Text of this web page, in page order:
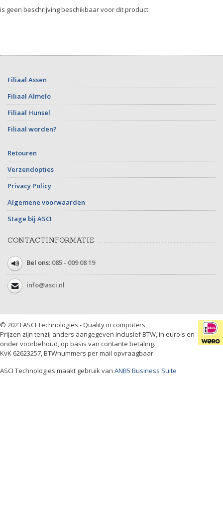
geen beschrijving beschikbaar voor dit product.
Filiaal Assen
Filiaal Almelo
Filiaal Hunsel
Filiaal worden?
Retouren
Verzendopties
Privacy Policy
Algemene voorwaarden
Stage bij ASCI
CONTACTINFORMATIE
Bel ons: 085 - 009 08 19
info@asci.nl
© 2023 ASCI Technologies - Quality in computers
Prijzen zijn tenzij anders aangegeven inclusief BTW, in euro's en
onder voorbehoud, op basis van contante betaling.
KvK 62623257, BTWnummers per mail opvraagbaar
ASCI Technologies maakt gebruik van ANB5 Business Suite